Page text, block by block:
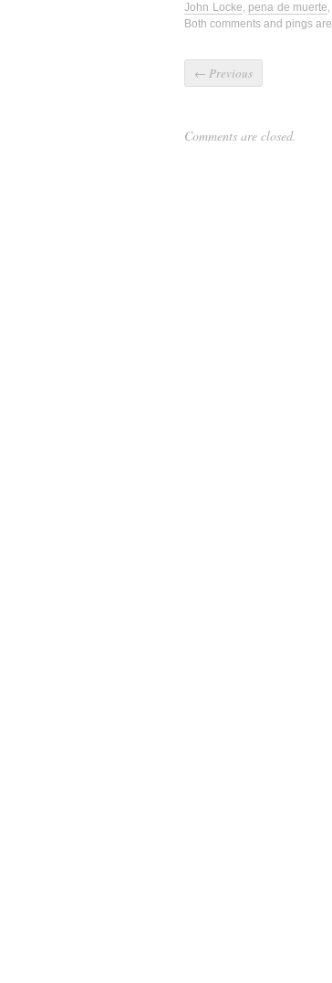
John Locke, pena de muerte,
Both comments and pings
← Previous
Comments are closed.